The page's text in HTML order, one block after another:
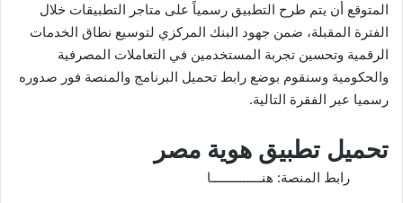
المتوقع أن يتم طرح التطبيق رسمياً على متاجر التطبيقات خلال
الفترة المقبلة، ضمن جهود البنك المركزي لتوسيع نطاق الخدمات
الرقمية وتحسين تجربة المستخدمين في التعاملات المصرفية
والحكومية وسنقوم بوضع رابط تحميل البرنامج والمنصة فور صدوره
رسميا عبر الفقرة التالية.
تحميل تطبيق هوية مصر
رابط المنصة: هنــــــــــــــا